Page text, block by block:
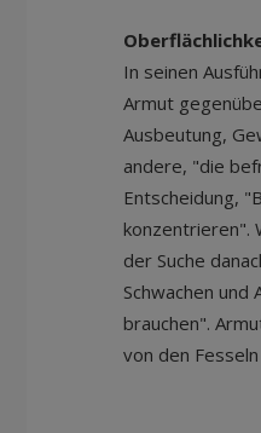
In seinen
Armut
Ausbeutung,
andere, "die
Entscheidung,
konzentrieren".
der Suche
Schwachen und
brauchen".
von den